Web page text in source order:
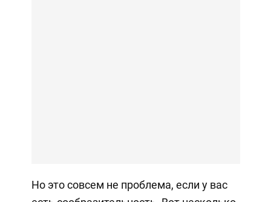
Но это совсем не проблема, если у вас